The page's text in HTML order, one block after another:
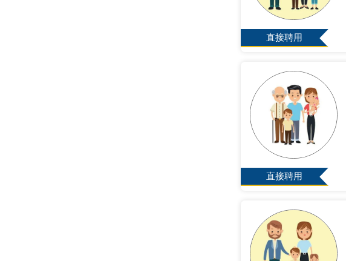
直接聘用
直接聘用